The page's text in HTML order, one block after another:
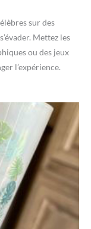
sur des
Mettez les
ou des jeux
l’expérience.